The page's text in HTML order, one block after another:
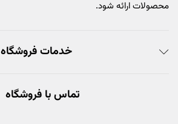
محصولات ارائه شود.
خدمات فروشگاه
تماس با فروشگاه